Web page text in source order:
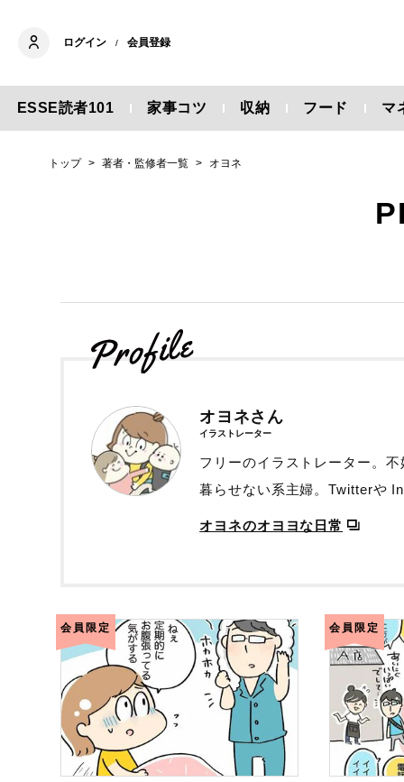
ログイン / 会員登録
ESSE読者101 家事コツ 収納 フード マ
トップ 著者・監修者一覧 オヨネ
オヨネさん
イラストレーター
フリーのイラストレーター。
暮らせない系主婦。Twitterや
オヨネのオヨヨな日常
会員限定 会員限定